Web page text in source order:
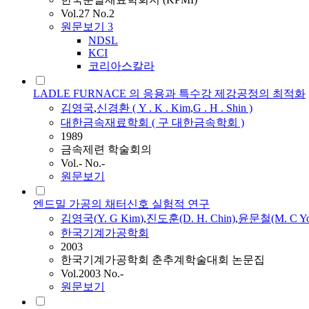
Vol.27 No.2
원문보기 3
NDSL
KCI
코리아스칼라
LADLE FURNACE 의 응용과 특수강 제강공정의 최적화
김영국,신경환 ( Y . K . Kim,G . H . Shin )
대한금속재료학회 ( 구 대한금속학회 )
1989
금속제련 학술회의
Vol.- No.-
원문보기
엔드밀 가공의 채터신호 실험적 연구
김영국(Y. G Kim),진도훈(D. H. Chin),윤문철(M. C
한국기계가공학회
2003
한국기계가공학회 춘추계학술대회 논문집
Vol.2003 No.-
원문보기